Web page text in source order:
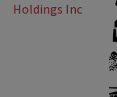
Holdings Inc